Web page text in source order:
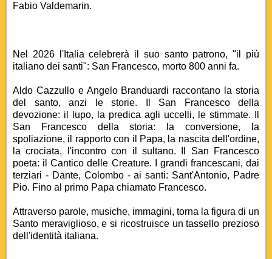
Fabio Valdemarin.
Nel 2026 l'Italia celebrerà il suo santo patrono, "il più
italiano dei santi": San Francesco, morto 800 anni fa.
Aldo Cazzullo e Angelo Branduardi raccontano la storia
del santo, anzi le storie. Il San Francesco della
devozione: il lupo, la predica agli uccelli, le stimmate. Il
San Francesco della storia: la conversione, la
spoliazione, il rapporto con il Papa, la nascita dell'ordine,
la crociata, l'incontro con il sultano. Il San Francesco
poeta: il Cantico delle Creature. I grandi francescani, dai
terziari - Dante, Colombo - ai santi: Sant'Antonio, Padre
Pio. Fino al primo Papa chiamato Francesco.
Attraverso parole, musiche, immagini, torna la figura di un
Santo meraviglioso, e si ricostruisce un tassello prezioso
dell'identità italiana.